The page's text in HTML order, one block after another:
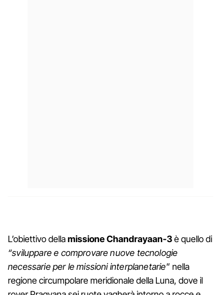
L’obiettivo dellamissione Chandrayaan-3è quello di
“sviluppare e comprovare nuove tecnologie
necessarie per le missioni interplanetarie” nella
regione circumpolare meridionale della Luna, dove il